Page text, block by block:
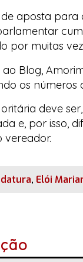
aposta para
por muitas
ao Blog ,
os números
deve
e, por isso,
vereador.
, Elói